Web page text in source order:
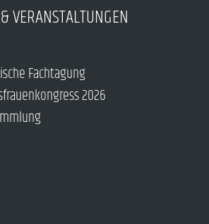
VERANSTALTUNGEN
Fachtagung
2026